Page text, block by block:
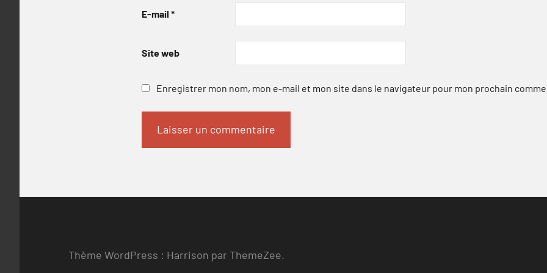
E-mail *
Site web
Enregistrer mon nom, mon e-mail et mon site dans le navigateur pour mon prochain
Thème WordPress : Harrison par ThemeZee.